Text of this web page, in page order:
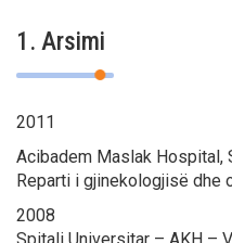
1. Arsimi
2011
Acibadem Maslak Hospital,
Reparti i gjinekologjisë dhe
2008
Spitali Universitar – AKH –